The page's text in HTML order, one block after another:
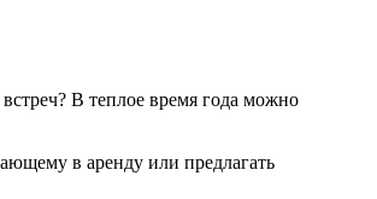
В теплое время года можно
в аренду или предлагать